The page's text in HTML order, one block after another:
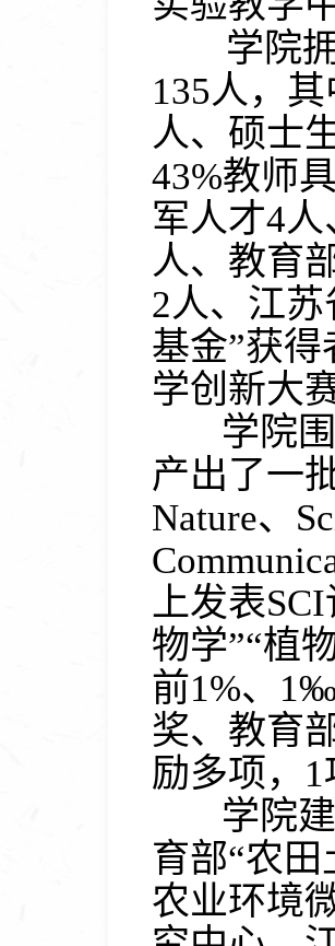
学院拥
135人，
人、硕士
43%教师
军人才4人
人、教育
2人、江苏
基金”获得
学创新大
学院围
产出了一
Nature、
上发表SCI
物学”“植
前1%、 1‰
奖、教育
励多项， 1
学院建
育部“农田
农业环境